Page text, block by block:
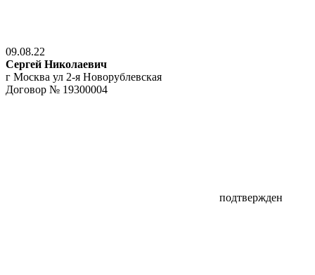
09.08.22
Сергей Николаевич
г Москва ул 2-я Новорублевская
Договор № 19300004
подтвержден